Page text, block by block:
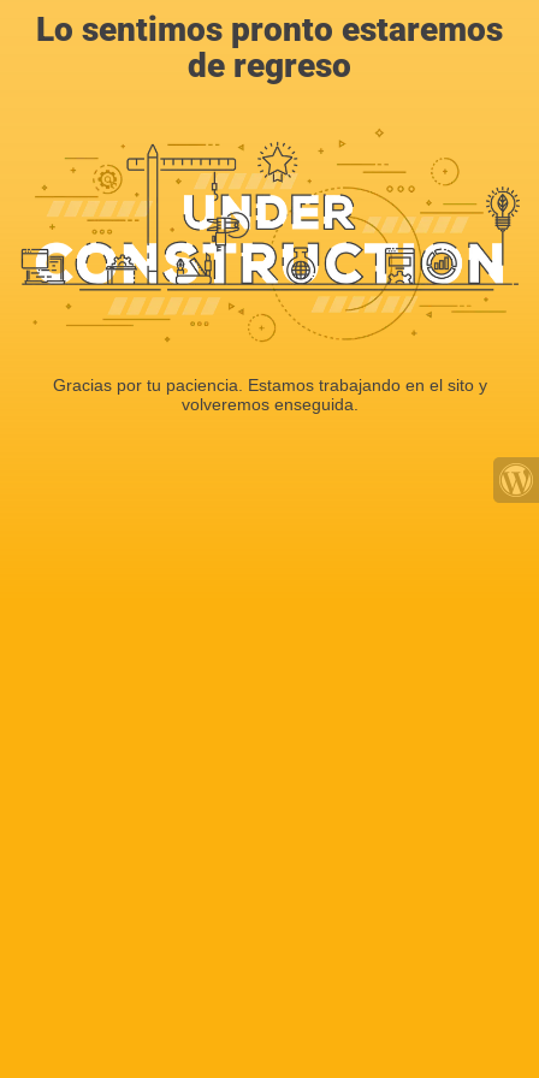
Lo sentimos pronto estaremos
de regreso
Gracias por tu paciencia. Estamos trabajando en el sito y
volveremos enseguida.